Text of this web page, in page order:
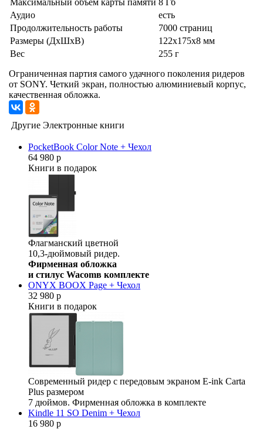
Аудио
есть
Продолжительность работы
7000 страниц
Размеры (ДхШхВ)
122x175x8 мм
Вес
255 г
Ограниченная партия самого удачного поколения ридеров
от SONY. Четкий экран, полностью алюминиевый корпус,
качественная обложка.
Другие Электронные книги
PocketBook Color Note + Чехол
64 980 р
Книги в подарок
Флагманский цветной
10,3-дюймовый ридер.
Фирменная обложка
и стилус Wacomв комплекте
ONYX BOOX Page + Чехол
32 980 р
Книги в подарок
Современный ридер с передовым экраном E-ink Carta
Plus размером
7 дюймов. Фирменная обложка в комплекте
Kindle 11 SO Denim + Чехол
16 980 р